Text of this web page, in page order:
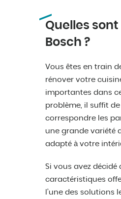
Quelles
Bosch ?
Vous êtes en train
rénover votre
importantes dans
problème, il suffit
correspondre les
une grande variété
adapté à votre
Si vous avez
caractéristiques
l’une des solutions